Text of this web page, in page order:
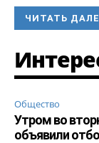
ЧИТАТЬ
Общество
Утром во
объявили